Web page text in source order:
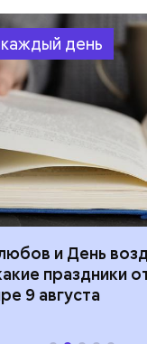
день
и День
праздники
9 августа